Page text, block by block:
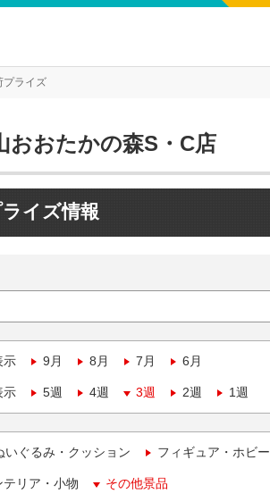
プライズ
おおたかの森S・C店
イズ情報
示 9月 8月 7月 6月
示 5週 4週 3週 2週 1週
いぐるみ・クッション フィギュア・ホビー
リア・小物 その他景品